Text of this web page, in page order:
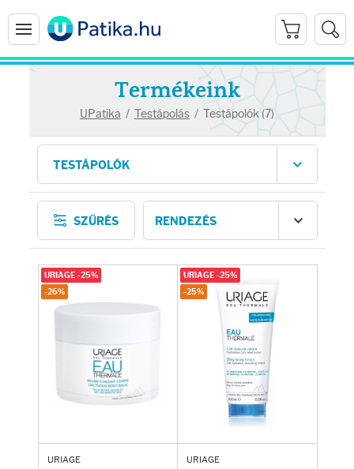
Termékeink
UPatika / Testápolás / Testápolók (7)
SZŰRÉS
URIAGE
URIAGE -25%
-26%
URIAGE
URIAGE -25%
-25%
Arcápolás
Ránctalanítók
Hidratálók
Arctisztítók
Arcmaszkok
Ajakápolók